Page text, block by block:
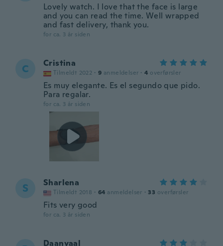
Lovely watch. I love that the face is large
and you can read the time. Well wrapped
and fast delivery, thank you.
for ca. 3 år siden
C Cristina
Tilmeldt 2022 · 9 anmeldelser · 4 overførsler
Es muy elegante. Es el segundo que pido.
Para regalar.
for ca. 3 år siden
S Sharlena
Tilmeldt 2018 · 64 anmeldelser · 33 overførsler
Fits very good
for ca. 3 år siden
Daanyaal